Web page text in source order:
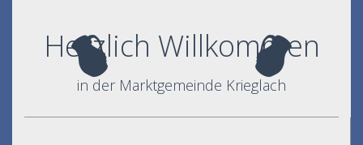
Herzlich Willkommen
in der Marktgemeinde Krieglach